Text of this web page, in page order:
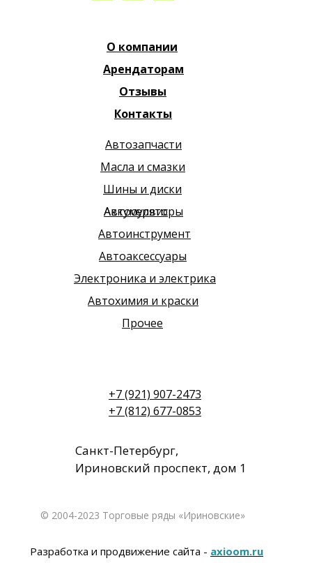
+7 (921) 907-2473
+7 (812) 677-0853
© 2004-2023 Торговые ряды «Ириновские»
Контакты
Отзывы
Арендаторам
Разработка и продвижение сайта - axioom.ru
Прочее
Автохимия и краски
Электроника и электрика
Автоаксессуары
Автоинструмент
Автосервис
Аккумуляторы
Шины и диски
Санкт-Петербург,
Ириновский проспект, дом 1
Масла и смазки
Автозапчасти
О компании